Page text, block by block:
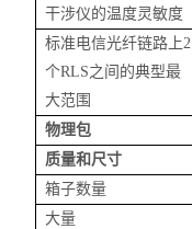
干涉仪的温度灵敏度
标准电信光纤链路上2
个RLS之间的典型最
大范围
物理包
质量和尺寸
箱子数量
大量